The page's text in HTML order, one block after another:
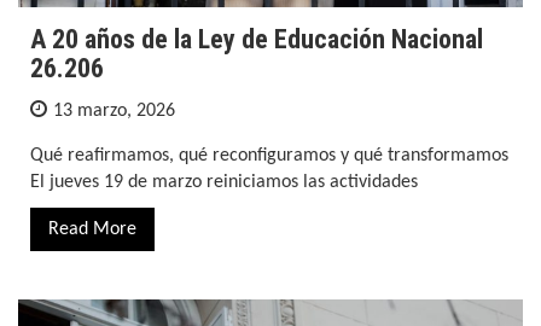
A 20 años de la Ley de Educación Nacional
26.206
13 marzo, 2026
Qué reafirmamos, qué reconfiguramos y qué transformamos
El jueves 19 de marzo reiniciamos las actividades
Read More